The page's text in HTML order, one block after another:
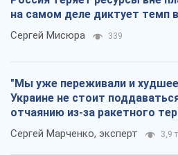
на самом деле диктует темп
Сергей Мисюра 339
"Мы уже переживали и
Украине не стоит
отчаянию из-за ракетного
Сергей Марченко, эксперт 3,9